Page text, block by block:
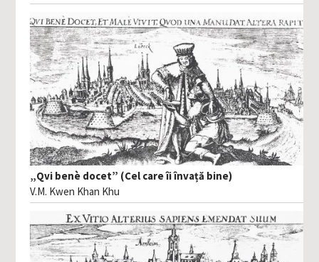
„Qvi benè docet” (Cel care îi învață bine)
V.M. Kwen Khan Khu